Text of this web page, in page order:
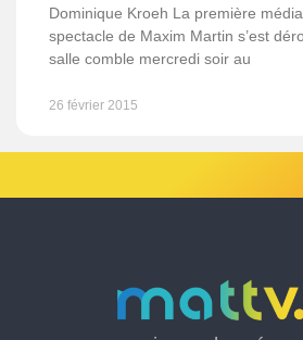
Dominique Kroeh La première
spectacle de Maxim Martin s’est
salle comble mercredi soir au
26 février 2015